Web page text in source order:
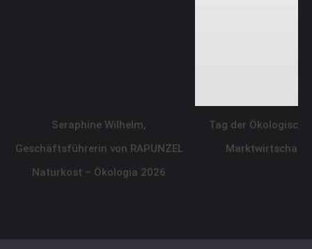
Seraphine Wilhelm,
Geschäftsführerin von RAPUNZEL
Naturkost – Ökologia 2026
Tag der Ökologisch-
Marktwirtschaft